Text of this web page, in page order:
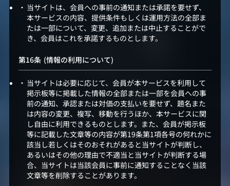
当サイトは、会員への事前の通知または承諾を要せず、
本サービスの内容、提供条件もしくは運用方法の全部ま
たは一部について、変更、追加または中止することがで
き、会員はこれを承諾するものとします。
(情報の利用について)
当サイトは必要に応じて、会員が本サービスを利用して
掲示板等に掲載した情報の全部または一部を会員への事
前の通知、承認または対価の支払いを要せず、題名また
は内容の変更、複写、移動を行うほか、本サービスに関
し自由に利用できるものとします。また、会員が掲示板
等に記載した文章等の内容が第19条第1項各号の何れかに
該当し若しくはそのおそれがあると当サイトが判断し、
あるいはその他の理由で不適当と当サイトが判断する場
合、当サイトは当該会員に事前に通知することなく当該
文章等を削除することがあります。